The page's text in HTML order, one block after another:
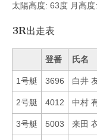
太陽高度: 63度 月高
3R出走表
登番 氏名
1号艇 3696 白井
2号艇 4012 中村
3号艇 5003 来田